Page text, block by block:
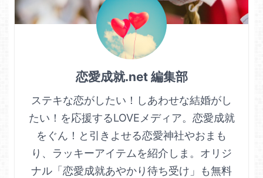
恋愛成就.net 編集部
ステキな恋がしたい！しあわせな結婚がし
たい！を応援するLOVEメディア。恋愛成就
をぐん！と引きよせる恋愛神社やおまも
り、ラッキーアイテムを紹介しま。オリジ
ナル「恋愛成就あやかり待ち受け」も無料